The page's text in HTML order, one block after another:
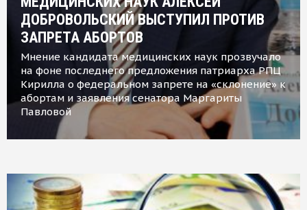
ДОБРОВОЛЬСКИЙ ВЫСТУПИЛ ПРОТИВ
ЗАПРЕТА АБОРТОВ
Мнение кандидата медицинских наук прозвучало
на фоне последнего предложения патриарха РПЦ
Кирилла о федеральном запрете на «склонение» к
абортам и заявления сенатора Маргариты
Павловой